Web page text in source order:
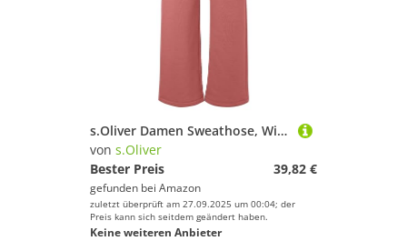
s.Oliver Damen Sweathose, Wide Leg ORANGE, 32
von s.Oliver
Bester Preis
39,82 €
gefunden bei Amazon
zuletzt überprüft am 27.09.2025 um 00:04; der
Preis kann sich seitdem geändert haben.
Keine weiteren Anbieter